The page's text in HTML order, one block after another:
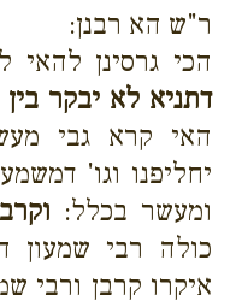
ר"ש הא רבנן:
הכי גרסינן להאי
דתניא לא יבקר בין
האי קרא גבי
יחליפנו וגו'
ומעשר בכלל:
כולה רבי שמעון
איקרו קרבן ורבי